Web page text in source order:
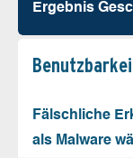
Ergebnis
Fälschliche
als Malware